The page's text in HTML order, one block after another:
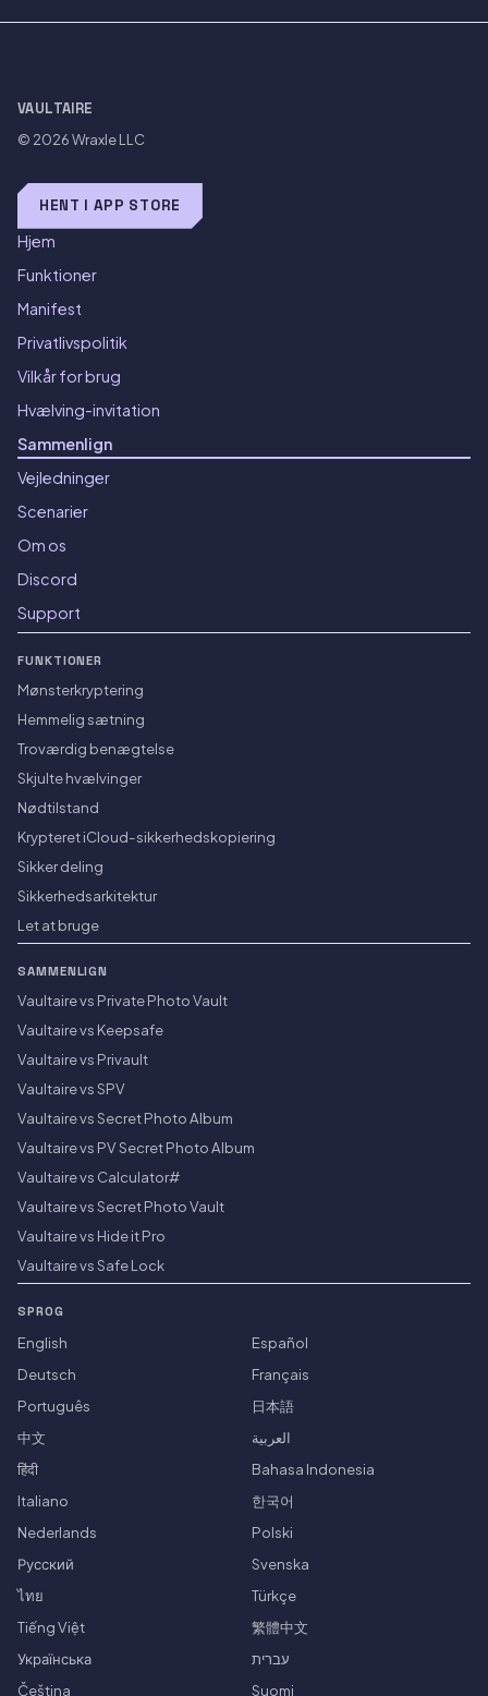
VAULTAIRE
© 2026Wraxle LLC
HENT I APP STORE
Hjem
Funktioner
Manifest
Privatlivspolitik
Vilkår for brug
Hvælving-invitation
Sammenlign
Vejledninger
Scenarier
Om os
Discord
Support
FUNKTIONER
Mønsterkryptering
Hemmelig sætning
Troværdig benægtelse
Skjulte hvælvinger
Nødtilstand
Krypteret iCloud-sikkerhedskopiering
Sikker deling
Sikkerhedsarkitektur
Let at bruge
SAMMENLIGN
Vaultaire vs Private Photo Vault
Vaultaire vs Keepsafe
Vaultaire vs Privault
Vaultaire vs SPV
Vaultaire vs Secret Photo Album
Vaultaire vs PV Secret Photo Album
Vaultaire vs Calculator#
Vaultaire vs Secret Photo Vault
Vaultaire vs Hide it Pro
Vaultaire vs Safe Lock
SPROG
English
Español
Deutsch
Français
Português
日本語
中文
العربية
हिंदी
Bahasa Indonesia
Italiano
한국어
Nederlands
Polski
Русский
Svenska
ไทย
Türkçe
Tiếng Việt
繁體中文
Українська
עברית
Čeština
Suomi